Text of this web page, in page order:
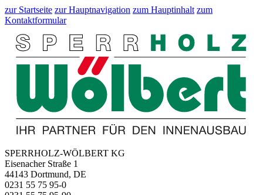
zur Startseite zur Hauptnavigation zum Hauptinhalt zum
Kontaktformular
SPERRHOLZ-WÖLBERT KG
Eisenacher Straße 1
44143 Dortmund, DE
0231 55 75 95-0